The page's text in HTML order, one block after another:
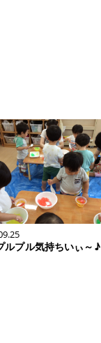
ルプル気持ちいぃ～♪